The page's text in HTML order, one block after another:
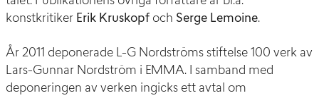
konstkritiker Erik Kruskopf och Serge Lemoine.
År 2011 deponerade L-G Nordströms stiftelse 100 verk av
Lars-Gunnar Nordström i EMMA. I samband med
deponeringen av verken ingicks ett avtal om